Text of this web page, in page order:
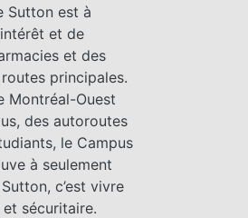
Sutton est à
et de
et des
principales.
Montréal-Ouest
des autoroutes
le Campus
à seulement
c’est vivre
sécuritaire.